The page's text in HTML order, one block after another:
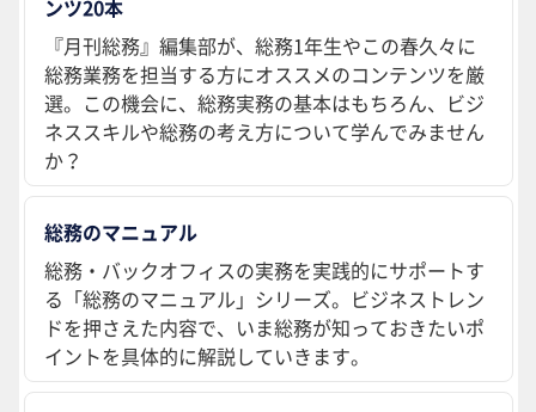
ンツ20本
『月刊総務』編集部が、総務1年生やこの春久々に
総務業務を担当する方にオススメのコンテンツを厳
選。この機会に、総務実務の基本はもちろん、ビジ
ネススキルや総務の考え方について学んでみません
か？
総務のマニュアル
総務・バックオフィスの実務を実践的にサポートす
る「総務のマニュアル」シリーズ。ビジネストレン
ドを押さえた内容で、いま総務が知っておきたいポ
イントを具体的に解説していきます。